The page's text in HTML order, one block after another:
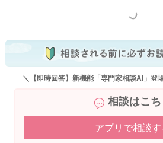
もっと見る
＼【即時回答】新機能「専門家相談AI」登
相談はこち
アプリで相談す